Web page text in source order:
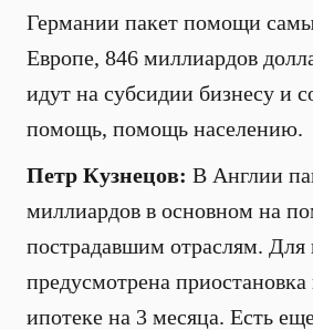
Германии пакет помощи
Европе, 846 миллиардов
идут на субсидии бизнесу и
помощь, помощь населению.
Петр Кузнецов: В Англии
миллиардов в основном на
пострадавшим отраслям. Для
предусмотрена
ипотеке на 3 месяца. Есть